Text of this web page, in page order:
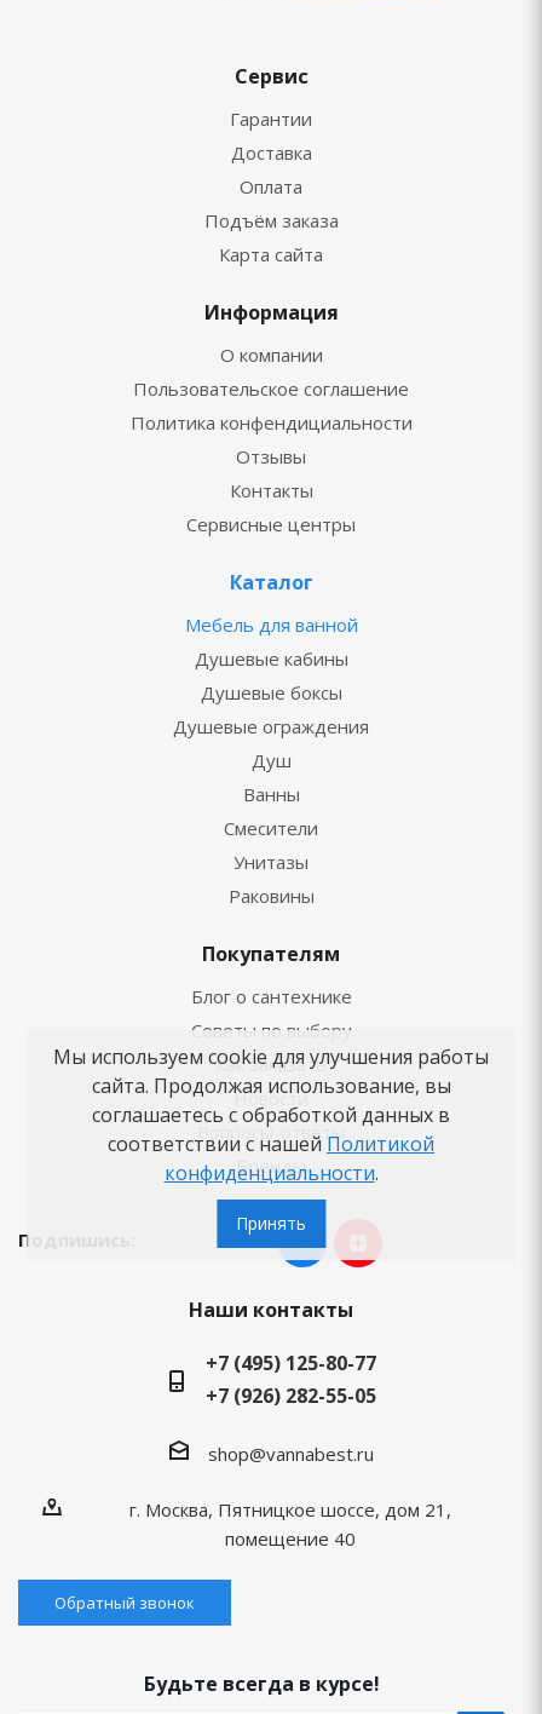
Сервис
Гарантии
Доставка
Оплата
Подъём заказа
Карта сайта
Информация
О компании
Пользовательское соглашение
Политика конфендициальности
Отзывы
Контакты
Сервисные центры
Каталог
Мебель для ванной
Душевые кабины
Душевые боксы
Душевые ограждения
Душ
Ванны
Смесители
Унитазы
Раковины
Покупателям
Блог о сантехнике
Советы по выбору
Как заказать
Новости
Вопросы-ответы
Бренды
Подпишись:
Наши контакты
+7 (495) 125-80-77
+7 (926) 282-55-05
shop@vannabest.ru
г. Москва, Пятницкое шоссе, дом 21,
помещение 40
Обратный звонок
Будьте всегда в курсе!
Мы используем cookie для улучшения работы
сайта. Продолжая использование, вы
соглашаетесь с обработкой данных в
соответствии с нашей Политикой
конфиденциальности.
Принять